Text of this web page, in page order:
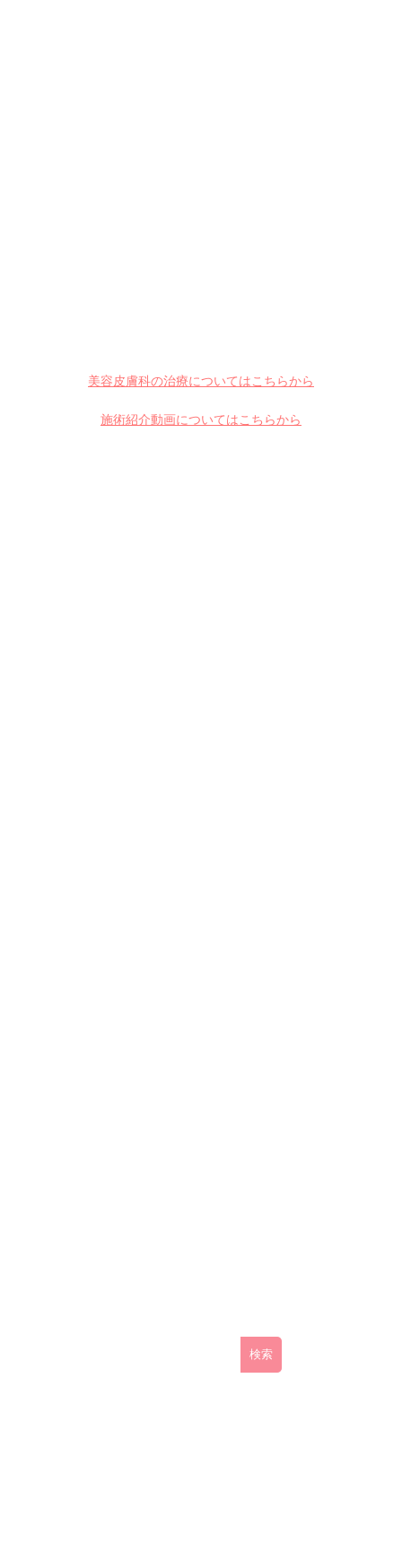
美容皮膚科の治療についてはこちらから
施術紹介動画についてはこちらから